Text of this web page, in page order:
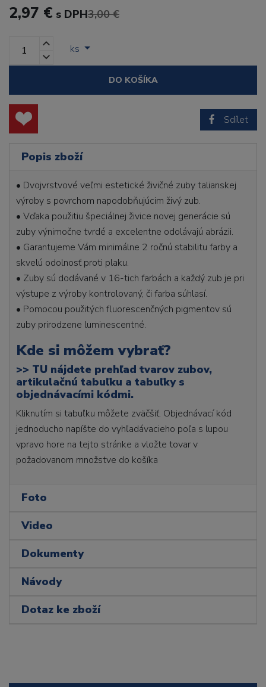
2,97 € s DPH3,00 €
ks
DO KOŠÍKA
Sdílet
Popis zboží
• Dvojvrstvové veľmi estetické živičné zuby talianskej
výroby s povrchom napodobňujúcim živý zub.
• Vďaka použitiu špeciálnej živice novej generácie sú
zuby výnimočne tvrdé a excelentne odolávajú abrázii.
• Garantujeme Vám minimálne 2 ročnú stabilitu farby a
skvelú odolnosť proti plaku.
• Zuby sú dodávané v 16-tich farbách a každý zub je pri
výstupe z výroby kontrolovaný, či farba súhlasí.
• Pomocou použitých fluorescenčných pigmentov sú
zuby prirodzene luminescentné.
Kde si môžem vybrať?
>> TU nájdete prehľad tvarov zubov,
artikulačnú tabuľku a tabuľky s
objednávacími kódmi.
Kliknutím si tabuľku môžete zväčšiť. Objednávací kód
jednoducho napíšte do vyhľadávacieho poľa s lupou
vpravo hore na tejto stránke a vložte tovar v
požadovanom množstve do košíka
Foto
Video
Dokumenty
Návody
Dotaz ke zboží